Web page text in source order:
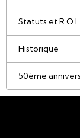
Statuts et R.O.I.
Historique
50ème